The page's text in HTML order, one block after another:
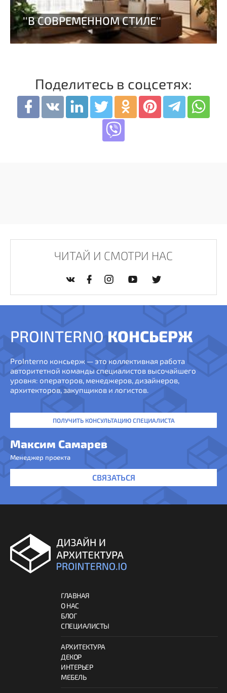
Поделитесь в соцсетях:
ЧИТАЙ И СМОТРИ НАС
PROINTERNO КОНСЬЕРЖ
ProInterno консьерж — это коллективная работа
авторитетной команды специалистов высочайшего
уровня: операторов, менеджеров, дизайнеров,
архитекторов, закупщиков и логистов.
ПОЛУЧИТЬ КОНСУЛЬТАЦИЮ СПЕЦИАЛИСТА
Максим Самарев
Менеджер проекта
СВЯЗАТЬСЯ
ГЛАВНАЯ
О НАС
БЛОГ
СПЕЦИАЛИСТЫ
АРХИТЕКТУРА
ДЕКОР
ИНТЕРЬЕР
МЕБЕЛЬ